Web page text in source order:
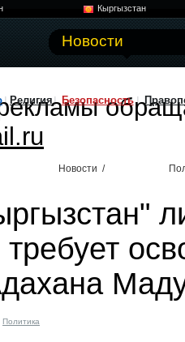
Кыргызстан
Новости
Религия Безопасность
Новости /
Политика